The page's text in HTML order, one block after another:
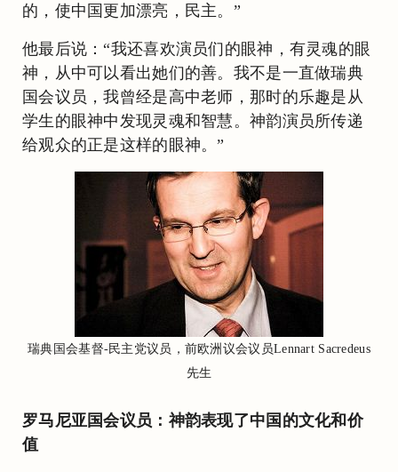
的，使中国更加漂亮，民主。”
他最后说：“我还喜欢演员们的眼神，有灵魂的眼
神，从中可以看出她们的善。我不是一直做瑞典
国会议员，我曾经是高中老师，那时的乐趣是从
学生的眼神中发现灵魂和智慧。神韵演员所传递
给观众的正是这样的眼神。”
瑞典国会基督-民主党议员，前欧洲议会议员Lennart Sacredeus
先生
罗马尼亚国会议员：神韵表现了中国的文化和价
值